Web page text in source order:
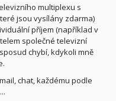
multiplexu s
jsou vysílány zdarma)
příjem (například v
společné televizní
chybí, kdykoli mně
chat, každému podle